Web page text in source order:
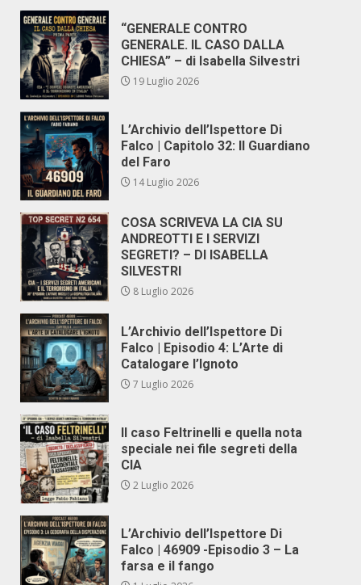
“GENERALE CONTRO
GENERALE. IL CASO DALLA
CHIESA” – di Isabella Silvestri
19 Luglio 2026
L’Archivio dell’Ispettore Di
Falco | Capitolo 32: Il Guardiano
del Faro
14 Luglio 2026
COSA SCRIVEVA LA CIA SU
ANDREOTTI E I SERVIZI
SEGRETI? – DI ISABELLA
SILVESTRI
8 Luglio 2026
L’Archivio dell’Ispettore Di
Falco | Episodio 4: L’Arte di
Catalogare l’Ignoto
7 Luglio 2026
Il caso Feltrinelli e quella nota
speciale nei file segreti della
CIA
2 Luglio 2026
L’Archivio dell’Ispettore Di
Falco | 46909 -Episodio 3 – La
farsa e il fango